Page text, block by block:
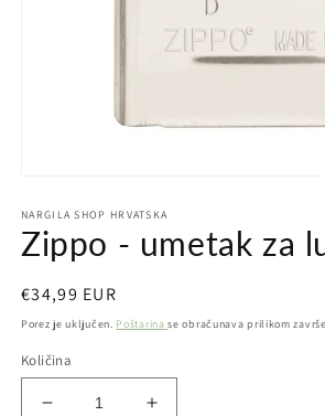
1
u
dijaloškom
okviru
NARGILA SHOP HRVATSKA
Zippo - umetak za
Redovna
cijena
€34,99 EUR
Porez je uključen. Poštarinase obračunava prilikom
Količina